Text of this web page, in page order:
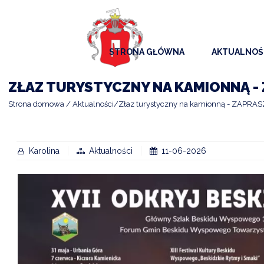
STRONA GŁÓWNA
ZŁAZ TURYSTYCZNY NA KAMIONNĄ -
Strona domowa Aktualności Złaz turystyczny na kamionną -
Karolina Aktualności 11-06-2026